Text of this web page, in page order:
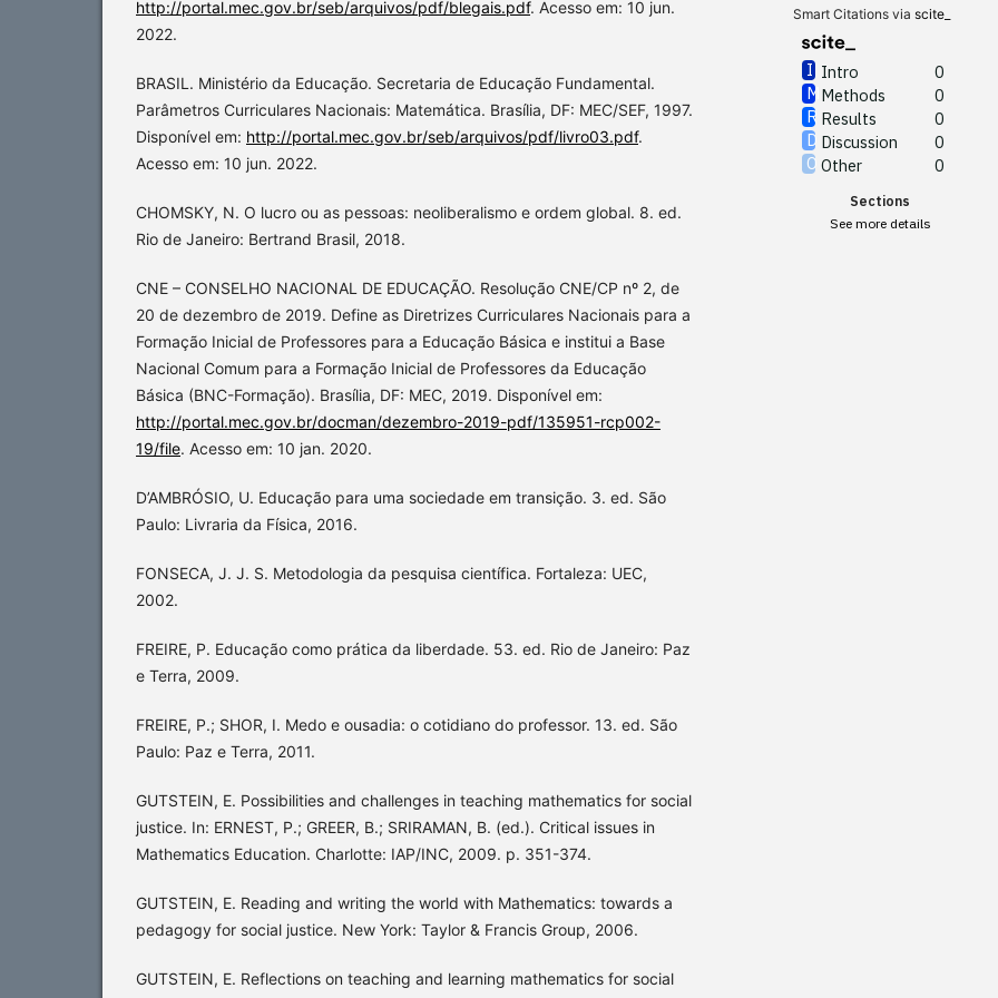
http://portal.mec.gov.br/seb/arquivos/pdf/blegais.pdf. Acesso em: 10 jun.
2022.
BRASIL. Ministério da Educação. Secretaria de Educação Fundamental.
Parâmetros Curriculares Nacionais: Matemática. Brasília, DF: MEC/SEF, 1997.
Disponível em: http://portal.mec.gov.br/seb/arquivos/pdf/livro03.pdf.
Acesso em: 10 jun. 2022.
CHOMSKY, N. O lucro ou as pessoas: neoliberalismo e ordem global. 8. ed.
Rio de Janeiro: Bertrand Brasil, 2018.
CNE – CONSELHO NACIONAL DE EDUCAÇÃO. Resolução CNE/CP nº 2, de
20 de dezembro de 2019. Define as Diretrizes Curriculares Nacionais para a
Formação Inicial de Professores para a Educação Básica e institui a Base
Nacional Comum para a Formação Inicial de Professores da Educação
Básica (BNC-Formação). Brasília, DF: MEC, 2019. Disponível em:
http://portal.mec.gov.br/docman/dezembro-2019-pdf/135951-rcp002-
19/file. Acesso em: 10 jan. 2020.
D’AMBRÓSIO, U. Educação para uma sociedade em transição. 3. ed. São
Paulo: Livraria da Física, 2016.
FONSECA, J. J. S. Metodologia da pesquisa científica. Fortaleza: UEC,
2002.
FREIRE, P. Educação como prática da liberdade. 53. ed. Rio de Janeiro: Paz
e Terra, 2009.
FREIRE, P.; SHOR, I. Medo e ousadia: o cotidiano do professor. 13. ed. São
Paulo: Paz e Terra, 2011.
GUTSTEIN, E. Possibilities and challenges in teaching mathematics for social
justice. In: ERNEST, P.; GREER, B.; SRIRAMAN, B. (ed.). Critical issues in
Mathematics Education. Charlotte: IAP/INC, 2009. p. 351-374.
GUTSTEIN, E. Reading and writing the world with Mathematics: towards a
pedagogy for social justice. New York: Taylor & Francis Group, 2006.
GUTSTEIN, E. Reflections on teaching and learning mathematics for social
Smart Citations via scite_
Intro
0
Methods
0
Results
0
Discussion
0
Other
0
Sections
See more details